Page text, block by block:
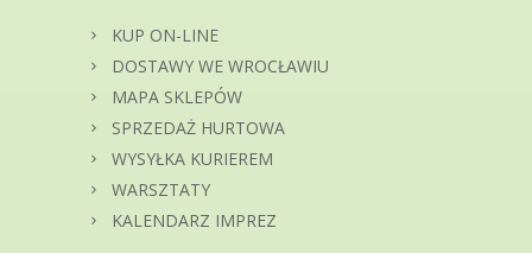
KUP ON-LINE
DOSTAWY WE WROCŁAWIU
MAPA SKLEPÓW
SPRZEDAŻ HURTOWA
WYSYŁKA KURIEREM
WARSZTATY
KALENDARZ IMPREZ